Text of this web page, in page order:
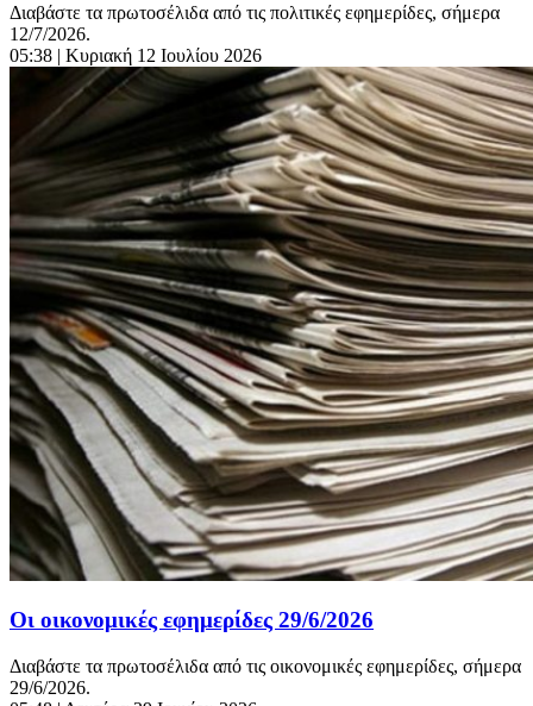
Διαβάστε τα πρωτοσέλιδα από τις πολιτικές εφημερίδες, σήμερα
12/7/2026.
05:38 | Κυριακή 12 Ιουλίου 2026
Οι οικονομικές εφημερίδες 29/6/2026
Διαβάστε τα πρωτοσέλιδα από τις οικονομικές εφημερίδες, σήμερα
29/6/2026.